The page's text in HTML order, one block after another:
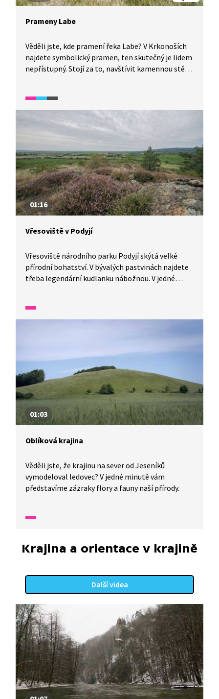
Prameny Labe
Věděli jste, kde pramení řeka Labe? V Krkonoších
najdete symbolický pramen, ten skutečný je lidem
nepřístupný. Stojí za to, navštívit kamennou stěnu
překonat trasu dlouhou více než 1000 km.
Podívejte se v jedné minutě na tuto zajímavost.
01:16
Vřesoviště v Podyjí
Vřesoviště národního parku Podyjí skýtá velké
přírodní bohatství. V bývalých pastvinách najdete
třeba legendární kudlanku nábožnou. V jedné
01:03
Oblíková krajina
Věděli jste, že krajinu na sever od Jeseníků
vymodeloval ledovec? V jedné minutě vám
představíme zázraky flory a fauny naší přírody.
Krajina a orientace v krajině
Další videa